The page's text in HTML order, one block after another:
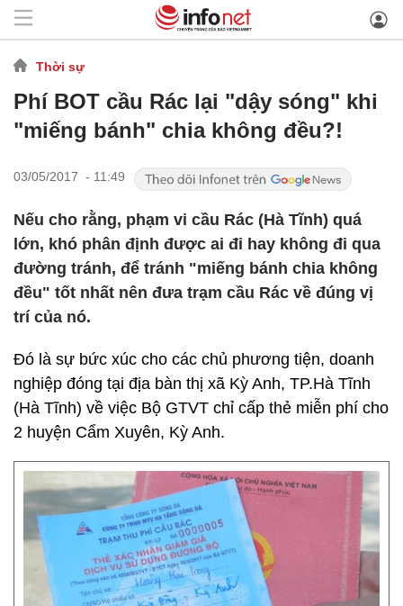
Thời sự
Phí BOT cầu Rác lại "dậy sóng" khi
"miếng bánh" chia không đều?!
03/05/2017 - 11:49
Nếu cho rằng, phạm vi cầu Rác (Hà Tĩnh) quá
lớn, khó phân định được ai đi hay không đi qua
đường tránh, để tránh "miếng bánh chia không
đều" tốt nhất nên đưa trạm cầu Rác về đúng vị
trí của nó.
Đó là sự bức xúc cho các chủ phương tiện, doanh
nghiệp đóng tại địa bàn thị xã Kỳ Anh, TP.Hà Tĩnh
(Hà Tĩnh) về việc Bộ GTVT chỉ cấp thẻ miễn phí cho
2 huyện Cẩm Xuyên, Kỳ Anh.